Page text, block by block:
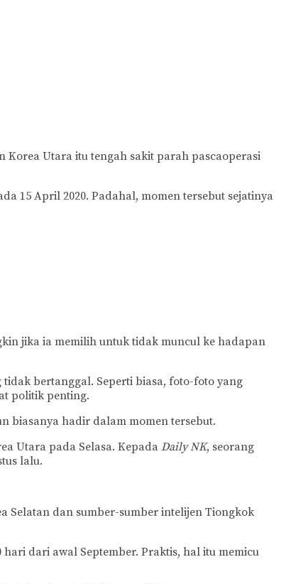
Korea Utara itu tengah sakit parah pascaoperasi
15 April 2020. Padahal, momen tersebut sejatinya
jika ia memilih untuk tidak muncul ke hadapan
bertanggal. Seperti biasa, foto-foto yang
politik penting.
biasanya hadir dalam momen tersebut.
Utara pada Selasa. Kepada Daily NK, seorang
lalu.
Selatan dan sumber-sumber intelijen Tiongkok
dari awal September. Praktis, hal itu memicu